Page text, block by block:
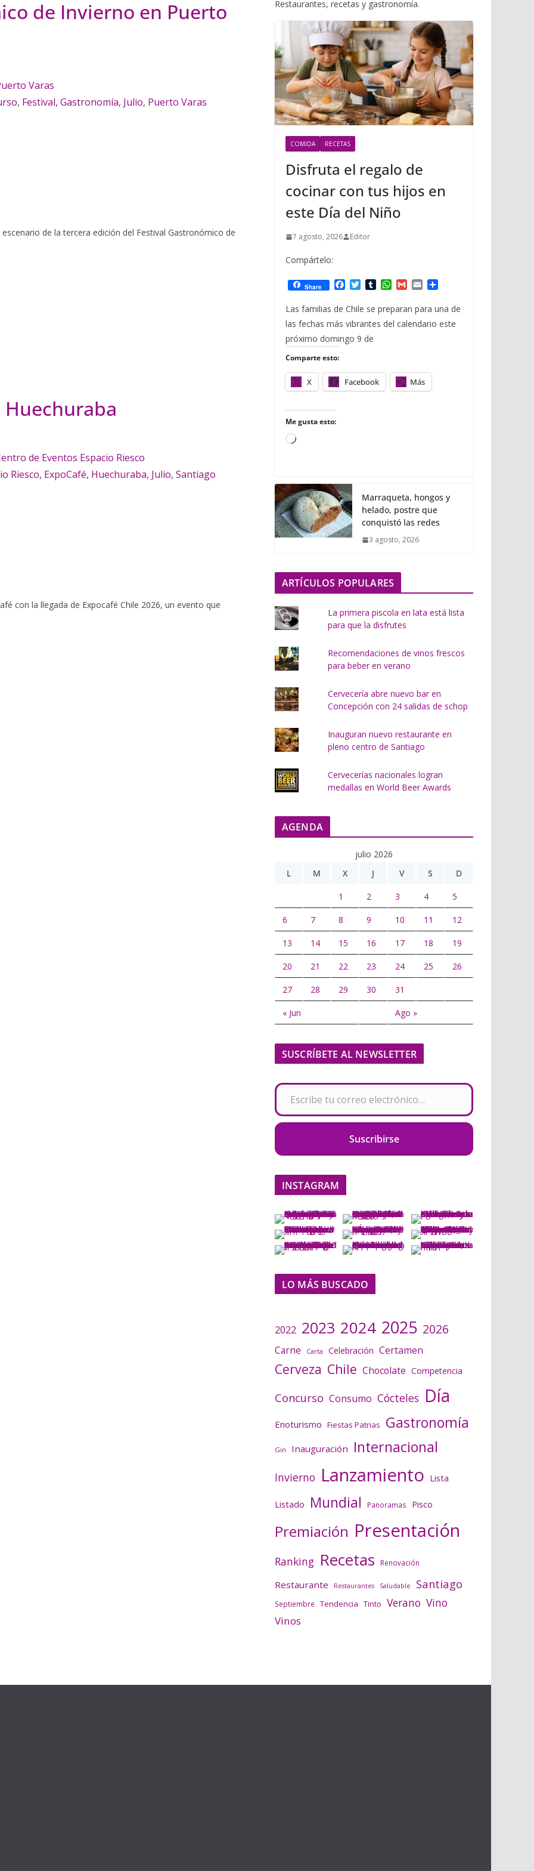
de Invierno en Puerto
Varas
, Festival, Gastronomía, Julio, Puerto Varas
de la tercera edición del Festival Gastronómico de
Huechuraba
de Eventos Espacio Riesco
Riesco, ExpoCafé, Huechuraba, Julio, Santiago
con la llegada de Expocafé Chile 2026, un evento que
Restaurantes, recetas y gastronomía.
COMIDA RECETAS
Disfruta el regalo de
cocinar con tus hijos en
este Día del Niño
7 agosto, 2026 Editor
Compártelo:
Share
c
b
o
T
i
t
e
T
m
b
l
W
a
s
G
a
l
E
a
l
m
a
Las familias de Chile se preparan para una de
las fechas más vibrantes del calendario este
próximo domingo 9 de
Comparte esto:
X Facebook Más
Me gusta esto:
C
g
a
n
d
.
.
Marraqueta, hongos y
helado, postre que
conquistó las redes
3 agosto, 2026
ARTÍCULOS POPULARES
La primera piscola en lata está lista
para que la disfrutes
Recomendaciones de vinos frescos
para beber en verano
Cervecería abre nuevo bar en
Concepción con 24 salidas de schop
Inauguran nuevo restaurante en
pleno centro de Santiago
Cervecerías nacionales logran
medallas en World Beer Awards
AGENDA
julio 2026
L
M X J V S D
1 2 3 4 5
6 7 8 9 10 11 12
13 14 15 16 17 18 19
20 21 22 23 24 25 26
27 28 29 30 31
« Jun Ago »
SUSCRÍBETE AL NEWSLETTER
Escribe tu correo electrónico…
Suscribirse
INSTAGRAM
LO MÁS BUSCADO
2022 2023 2024 2025 2026
Carne Carta Celebración Certamen
Cerveza Chile Chocolate Competencia
Concurso Consumo Cócteles Día
Enoturismo Fiestas Patrias Gastronomía
Gin Inauguración Internacional
Invierno Lanzamiento Lista
Listado Mundial Panoramas Pisco
Premiación Presentación
Ranking Recetas Renovación
Restaurante Restaurantes Saludable Santiago
Septiembre Tendencia Tinto Verano Vino
Vinos